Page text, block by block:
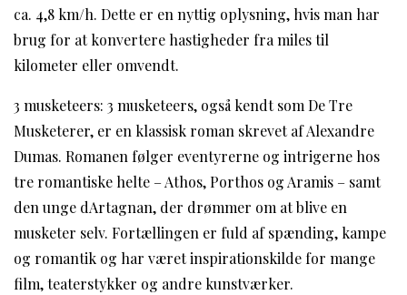
ca. 4,8 km/h. Dette er en nyttig oplysning, hvis man har
brug for at konvertere hastigheder fra miles til
kilometer eller omvendt.
3 musketeers: 3 musketeers, også kendt som De Tre
Musketerer, er en klassisk roman skrevet af Alexandre
Dumas. Romanen følger eventyrerne og intrigerne hos
tre romantiske helte – Athos, Porthos og Aramis – samt
den unge dArtagnan, der drømmer om at blive en
musketer selv. Fortællingen er fuld af spænding, kampe
og romantik og har været inspirationskilde for mange
film, teaterstykker og andre kunstværker.